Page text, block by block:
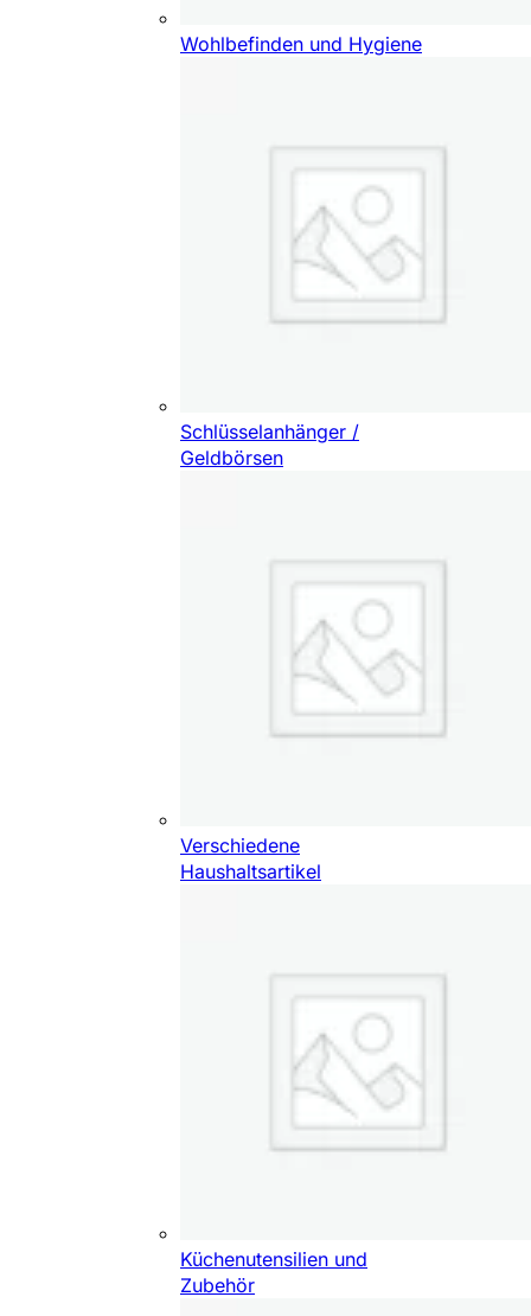
Wohlbefinden und Hygiene
Schlüsselanhänger /
Geldbörsen
Verschiedene
Haushaltsartikel
Küchenutensilien und
Zubehör